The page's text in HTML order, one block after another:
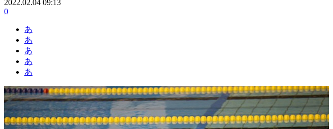
2022.02.04 09:13
0
あ
あ
あ
あ
あ